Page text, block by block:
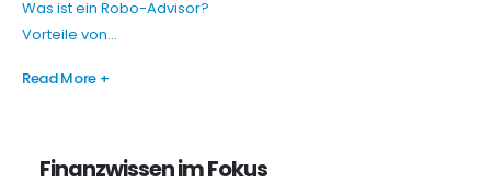
Was ist ein Robo-Advisor?
Vorteile von...
Read More +
Finanzwissen im Fokus